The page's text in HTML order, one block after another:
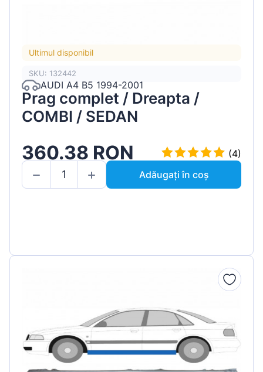
Ultimul disponibil
SKU: 132442
AUDI A4 B5 1994-2001
Prag complet / Dreapta /
COMBI / SEDAN
360.38 RON
(4)
Adăugați în coș